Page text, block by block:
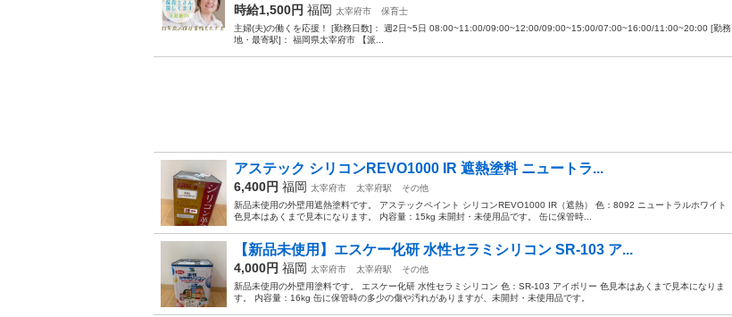
時給1,500円 福岡 太宰府市
保育士
主婦(夫)の働くを応援！ [勤務日数]： 週2日~5日 08:00~11:00/09:00~12:00/09:00~15:00/07:00~16:00/11:00~20:00 [勤務
地・最寄駅]： 福岡県太宰府市 【派...
アステック シリコンREVO1000 IR 遮熱塗料 ニュートラ...
6,400円 福岡 太宰府市 太宰府駅
その他
新品未使用の外壁用遮熱塗料です。 アステックペイント シリコンREVO1000 IR（遮熱） 色：8092 ニュートラルホワイト
色見本はあくまで見本になります。 内容量：15kg 未開封・未使用品です。 缶に保管時...
【新品未使用】エスケー化研 水性セラミシリコン SR-103 ア...
4,000円 福岡 太宰府市 太宰府駅
その他
新品未使用の外壁用塗料です。 エスケー化研 水性セラミシリコン 色：SR-103 アイボリー 色見本はあくまで見本になりま
す。 内容量：16kg 缶に保管時の多少の傷や汚れがありますが、未開封・未使用品です。